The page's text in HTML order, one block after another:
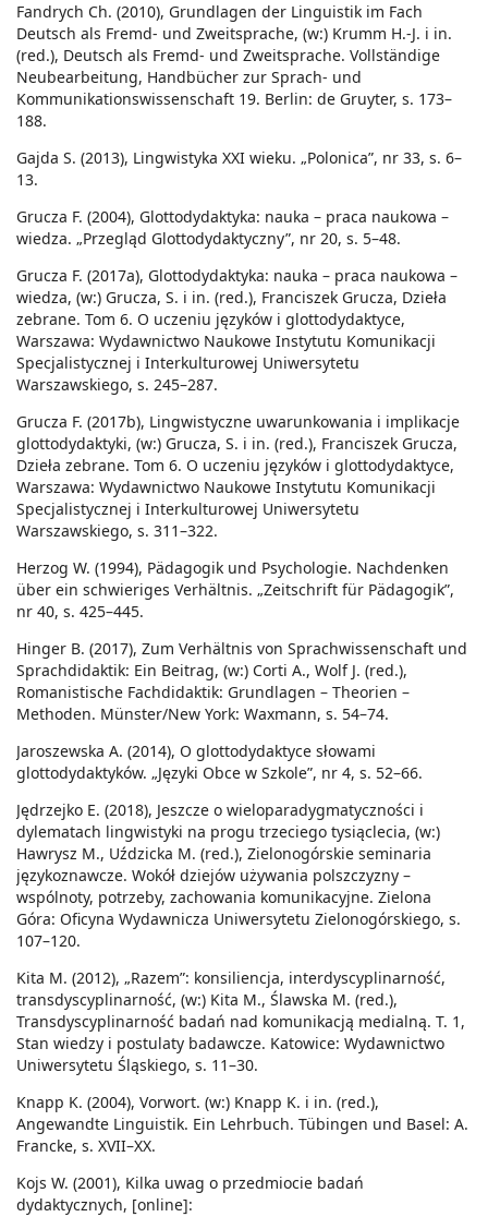
Fandrych Ch. (2010), Grundlagen der Linguistik im Fach
Deutsch als Fremd- und Zweitsprache, (w:) Krumm H.-J. i in.
(red.), Deutsch als Fremd- und Zweitsprache. Vollständige
Neubearbeitung, Handbücher zur Sprach- und
Kommunikationswissenschaft 19. Berlin: de Gruyter, s. 173–
188.
Gajda S. (2013), Lingwistyka XXI wieku. „Polonica”, nr 33, s. 6–
13.
Grucza F. (2004), Glottodydaktyka: nauka – praca naukowa –
wiedza. „Przegląd Glottodydaktyczny”, nr 20, s. 5–48.
Grucza F. (2017a), Glottodydaktyka: nauka – praca naukowa –
wiedza, (w:) Grucza, S. i in. (red.), Franciszek Grucza, Dzieła
zebrane. Tom 6. O uczeniu języków i glottodydaktyce,
Warszawa: Wydawnictwo Naukowe Instytutu Komunikacji
Specjalistycznej i Interkulturowej Uniwersytetu
Warszawskiego, s. 245–287.
Grucza F. (2017b), Lingwistyczne uwarunkowania i implikacje
glottodydaktyki, (w:) Grucza, S. i in. (red.), Franciszek Grucza,
Dzieła zebrane. Tom 6. O uczeniu języków i glottodydaktyce,
Warszawa: Wydawnictwo Naukowe Instytutu Komunikacji
Specjalistycznej i Interkulturowej Uniwersytetu
Warszawskiego, s. 311–322.
Herzog W. (1994), Pädagogik und Psychologie. Nachdenken
über ein schwieriges Verhältnis. „Zeitschrift für Pädagogik”,
nr 40, s. 425–445.
Hinger B. (2017), Zum Verhältnis von Sprachwissenschaft und
Sprachdidaktik: Ein Beitrag, (w:) Corti A., Wolf J. (red.),
Romanistische Fachdidaktik: Grundlagen – Theorien –
Methoden. Münster/New York: Waxmann, s. 54–74.
Jaroszewska A. (2014), O glottodydaktyce słowami
glottodydaktyków. „Języki Obce w Szkole”, nr 4, s. 52–66.
Jędrzejko E. (2018), Jeszcze o wieloparadygmatyczności i
dylematach lingwistyki na progu trzeciego tysiąclecia, (w:)
Hawrysz M., Uździcka M. (red.), Zielonogórskie seminaria
językoznawcze. Wokół dziejów używania polszczyzny –
wspólnoty, potrzeby, zachowania komunikacyjne. Zielona
Góra: Oficyna Wydawnicza Uniwersytetu Zielonogórskiego, s.
107–120.
Kita M. (2012), „Razem”: konsiliencja, interdyscyplinarność,
transdyscyplinarność, (w:) Kita M., Ślawska M. (red.),
Transdyscyplinarność badań nad komunikacją medialną. T. 1,
Stan wiedzy i postulaty badawcze. Katowice: Wydawnictwo
Uniwersytetu Śląskiego, s. 11–30.
Knapp K. (2004), Vorwort. (w:) Knapp K. i in. (red.),
Angewandte Linguistik. Ein Lehrbuch. Tübingen und Basel: A.
Francke, s. XVII–XX.
Kojs W. (2001), Kilka uwag o przedmiocie badań
dydaktycznych, [online]: